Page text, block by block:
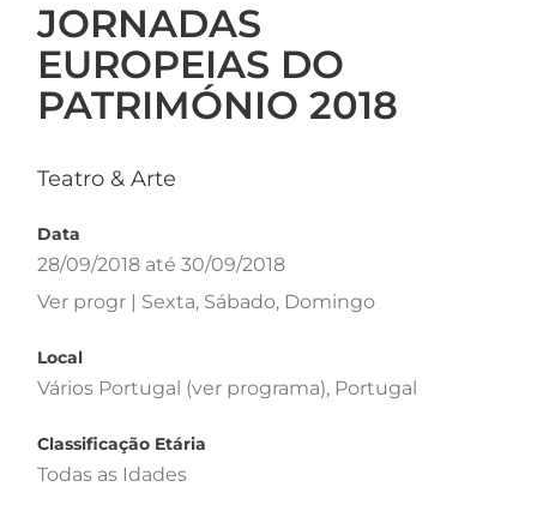
JORNADAS
EUROPEIAS DO
PATRIMÓNIO 2018
Teatro & Arte
Data
28/09/2018 até 30/09/2018
Ver progr | Sexta, Sábado, Domingo
Local
Vários Portugal (ver programa), Portugal
Classificação Etária
Todas as Idades